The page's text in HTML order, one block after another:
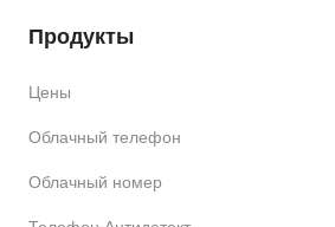
Продукты
Цены
Облачный телефон
Облачный номер